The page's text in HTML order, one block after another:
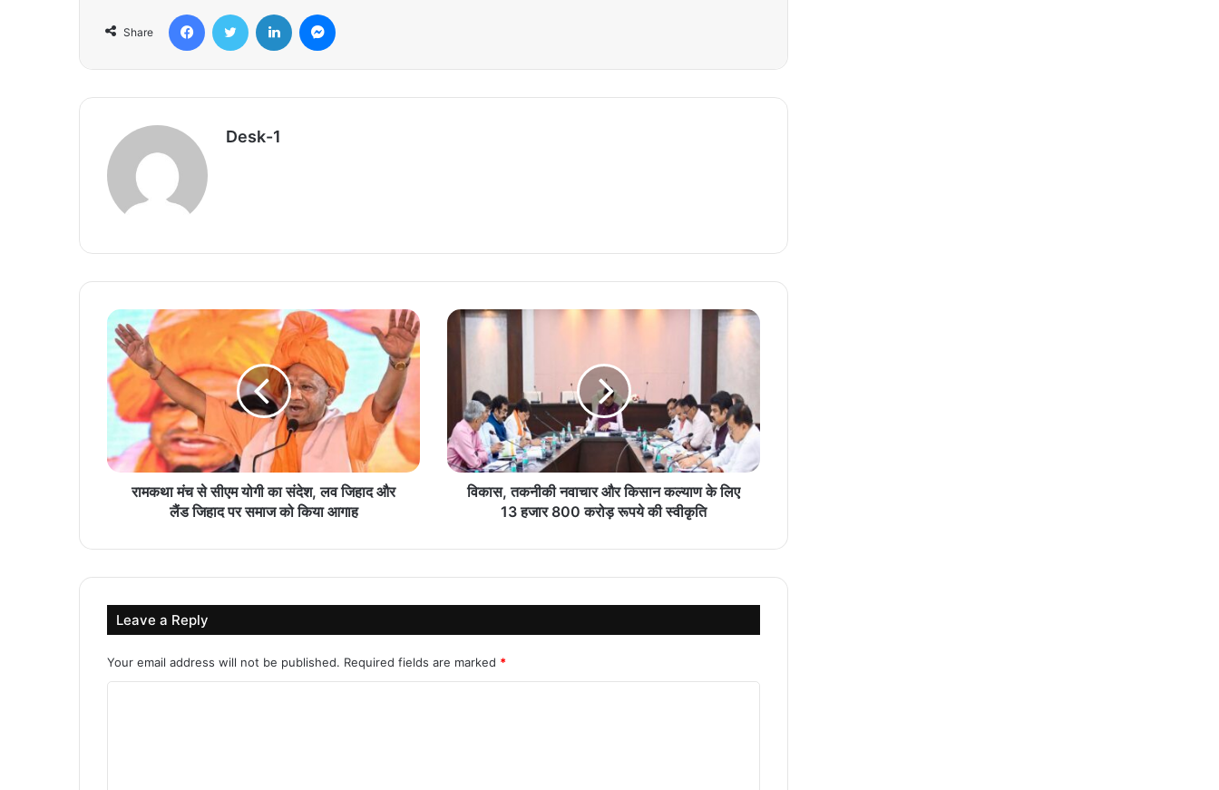
Share
Desk-1
रामकथा मंच से सीएम योगी का संदेश, लव जिहाद और
लैंड जिहाद पर समाज को किया आगाह
विकास, तकनीकी नवाचार और किसान कल्याण के लिए
13 हजार 800 करोड़ रूपये की स्वीकृति
Leave a Reply
Your email address will not be published. Required fields are marked *